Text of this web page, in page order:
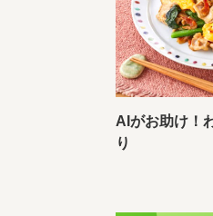
AIがお助け！
り